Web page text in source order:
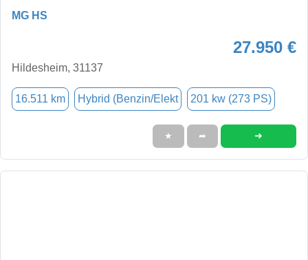
MG HS
27.950 €
Hildesheim, 31137
16.511 km Hybrid (Benzin/Elekt 201 kw (273 PS)
★ ➦ ➜